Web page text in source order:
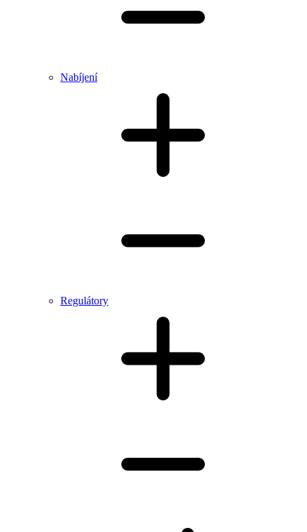
Nabíjení
Regulátory